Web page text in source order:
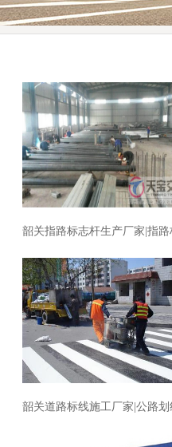
韶关指路标志杆生产厂家|指路
韶关道路标线施工厂家|公路划